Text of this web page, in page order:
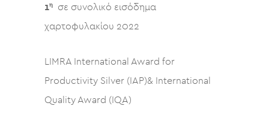
1η
σε συνολικό εισόδημα
χαρτοφυλακίου 2022
LIMRA International Award for
Productivity Silver (IAP)& International
Quality Award (IQA)